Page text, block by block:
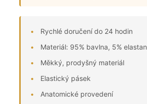
Rychlé doručení do 24 hodin
Materiál: 95% bavlna, 5% elastan
Měkký, prodyšný materiál
Elastický pásek
Anatomické provedení